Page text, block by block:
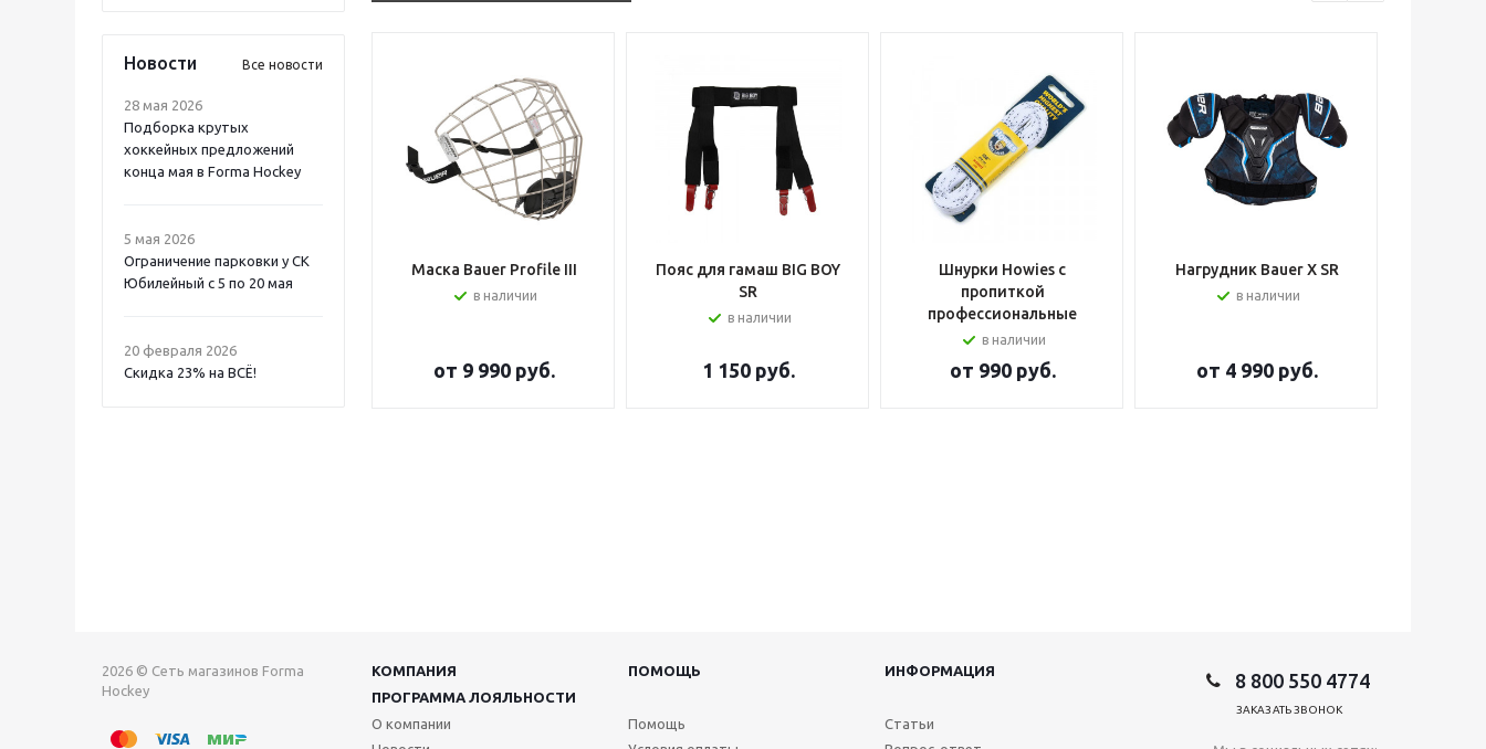
Новости Все новости
28 мая 2026
Подборка крутых
хоккейных предложений
конца мая в Forma Hockey
5 мая 2026
Ограничение парковки у СК
Юбилейный с 5 по 20 мая
20 февраля 2026
Скидка 23% на ВСË!
Маска Bauer Profile III
в наличии
от 9 990 руб.
Пояс для гамаш BIG BOY
SR
в наличии
1 150руб.
Шнурки Howies с
пропиткой
профессиональные
в наличии
от 990 руб.
Нагрудник Bauer X SR
в наличии
от 4 990 руб.
2026 © Сеть магазинов Forma
Hockey
КОМПАНИЯ ПОМОЩЬ
ИНФОРМАЦИЯ
ПРОГРАММА ЛОЯЛЬНОСТИ
О компании
Помощь
Статьи
8 800 550 4774
ЗАКАЗАТЬ ЗВОНОК